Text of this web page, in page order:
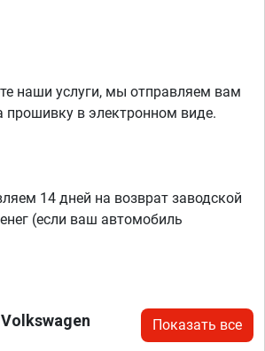
наши услуги, мы отправляем вам
прошивку в электронном виде.
14 дней на возврат заводской
(если ваш автомобиль
Показать все